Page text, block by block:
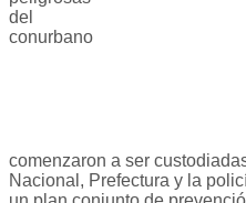
del
conurbano
comenzaron a ser
Nacional, Prefectura y la